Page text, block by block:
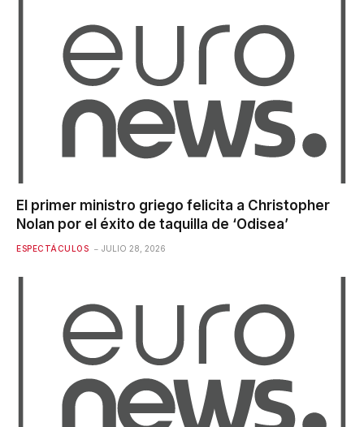
El primer ministro griego felicita a Christopher
Nolan por el éxito de taquilla de ‘Odisea’
ESPECTÁCULOS JULIO 28, 2026